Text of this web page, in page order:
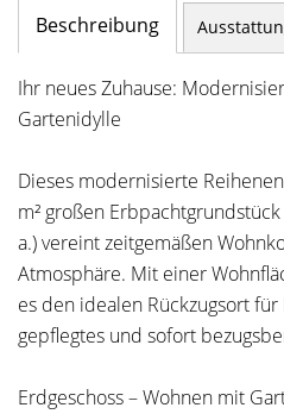
Beschreibung
Ihr neues Zuhause:
Gartenidylle
Dieses modernisierte
m² großen
a.) vereint zeitgemäßen
Atmosphäre. Mit einer
es den idealen Rückzugsort
gepflegtes und sofort
Erdgeschoss – Wohnen mit